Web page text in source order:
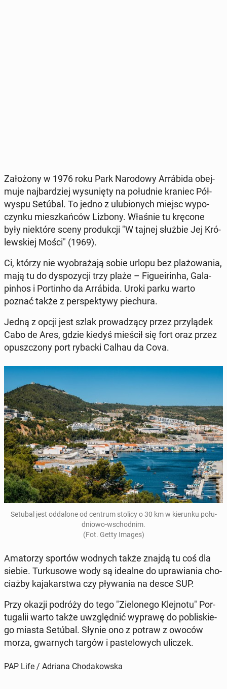
Za­ło­żo­ny w 1976 roku Park Na­ro­do­wy Ar­rábi­da obej­
mu­je naj­bar­dziej wy­su­nię­ty na po­łu­dnie kraniec Pół­
wy­spu Setúbal. To jedno z ulu­bio­nych miejsc wy­po­
czyn­ku miesz­kań­ców Lizbony. Właśnie tu kręcone
były nie­któ­re sceny pro­duk­cji "W tajnej służbie Jej Kró­
lew­skiej Mości" (1969).
Ci, którzy nie wy­obra­ża­ją sobie urlopu bez pla­żo­wa­nia,
mają tu do dys­po­zy­cji trzy plaże – Fi­gu­eirin­ha, Ga­la­
pin­hos i Por­tin­ho da Ar­rábi­da. Uroki parku warto
poznać także z per­spek­ty­wy pie­chu­ra.
Jedną z opcji jest szlak pro­wa­dzą­cy przez przy­lą­dek
Cabo de Ares, gdzie kiedyś mieścił się fort oraz przez
opusz­czo­ny port rybacki Calhau da Cova.
Setubal jest od­da­lo­ne od centrum stolicy o 30 km w kie­run­ku po­łu­
dnio­wo-wschod­nim.
(Fot. Getty Images)
Ama­to­rzy sportów wodnych także znajdą tu coś dla
siebie. Tur­ku­so­we wody są idealne do upra­wia­nia cho­
ciaż­by ka­ja­kar­stwa czy pły­wa­nia na desce SUP.
Przy okazji podróży do tego "Zie­lo­ne­go Klej­no­tu" Por­
tu­ga­lii warto także uwzględ­nić wyprawę do po­bli­skie­
go miasta Setúbal. Słynie ono z potraw z owoców
morza, gwar­nych targów i pa­ste­lo­wych uliczek.
PAP Life / Adriana Chodakowska